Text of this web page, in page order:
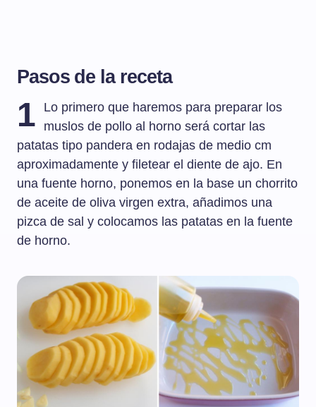
Pasos de la receta
1
Lo primero que haremos para preparar los
muslos de pollo al horno será cortar las
patatas tipo pandera en rodajas de medio cm
aproximadamente y filetear el diente de ajo. En
una fuente horno, ponemos en la base un chorrito
de aceite de oliva virgen extra, añadimos una
pizca de sal y colocamos las patatas en la fuente
de horno.